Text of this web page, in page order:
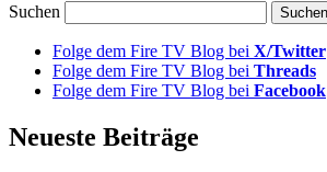
Suchen
Folge dem Fire TV Blog bei X/Twitter
Folge dem Fire TV Blog bei Threads
Folge dem Fire TV Blog bei Facebook
Neueste Beiträge